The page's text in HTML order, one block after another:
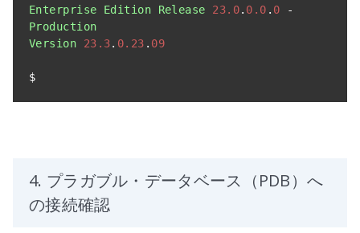
Enterprise
Edition Release 23.0. 0.0 . 0
-
Production
Version
23.3. 0.23 . 09
$
4. プラガブル・データベース（PDB）へ
の接続確認